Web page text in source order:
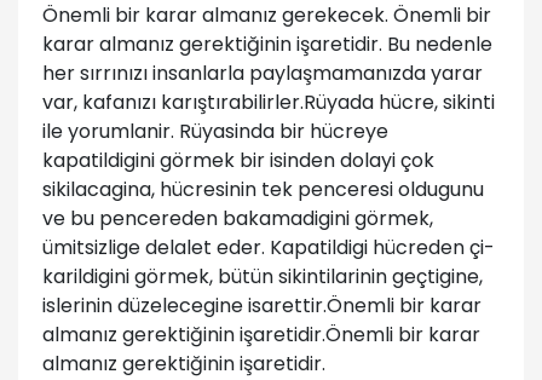
Önemli bir karar almanız gerekecek. Önemli bir
karar almanız gerektiğinin işaretidir. Bu nedenle
her sırrınızı insanlarla paylaşmamanızda yarar
var, kafanızı karıştırabilirler.Rüyada hücre, sikinti
ile yorumlanir. Rüyasinda bir hücreye
kapatildigini görmek bir isinden dolayi çok
sikilacagina, hücresinin tek penceresi oldugunu
ve bu pencereden bakamadigini görmek,
ümitsizlige delalet eder. Kapatildigi hücreden çi-
karildigini görmek, bütün sikintilarinin geçtigine,
islerinin düzelecegine isarettir.Önemli bir karar
almanız gerektiğinin işaretidir.Önemli bir karar
almanız gerektiğinin işaretidir.